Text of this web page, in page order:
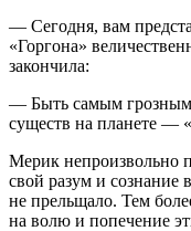
— Сегодня, вам
«Горгона»
закончила:
— Быть самым
существ на планете —
Мерик непроизвольно
свой разум и сознание
не прельщало. Тем
на волю и попечение